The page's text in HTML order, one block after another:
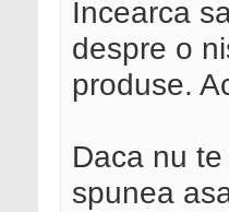
Incearca
despre o
produse.
Daca nu
spunea